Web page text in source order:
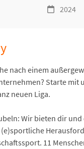
2024
nach einem
Starte mit
neuen Liga.
Wir bieten dir und
11